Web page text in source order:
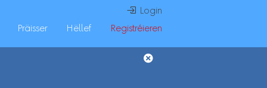
 Login
Präisser
Hëllef Registréieren